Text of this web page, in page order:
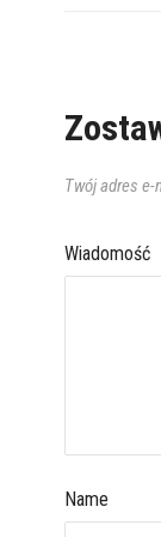
Twój adres
Wiadomość
Name